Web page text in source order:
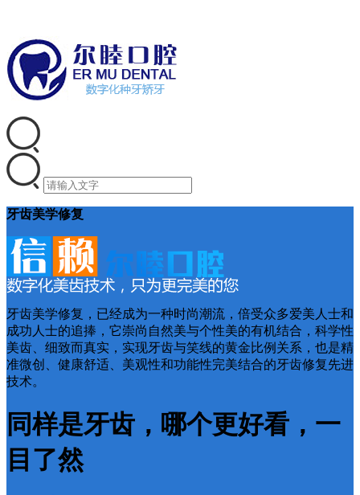
牙齿美学修复
牙齿美学修复，已经成为一种时尚潮流，倍受众多爱美人士和
成功人士的追捧，它崇尚自然美与个性美的有机结合，科学性
美齿、细致而真实，实现牙齿与笑线的黄金比例关系，也是精
准微创、健康舒适、美观性和功能性完美结合的牙齿修复先进
技术。
同样是牙齿，哪个更好看，一
目了然